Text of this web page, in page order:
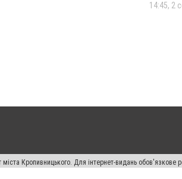
14:45, 2
Кропивницького. Для інтернет-видань